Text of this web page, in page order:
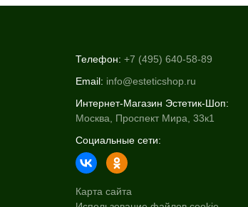
Телефон: +7 (495) 640-58-89
Email: info@esteticshop.ru
Интернет-Магазин Эстетик-Шоп:
Москва, Проспект Мира, 33к1
Социальные сети:
Карта сайта